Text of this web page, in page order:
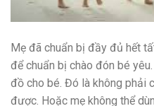
Mẹ đã chuẩn bị đầy đủ hết
để chuẩn bị chào đón bé
đồ cho bé. Đó là không phải
được. Hoặc mẹ không thể